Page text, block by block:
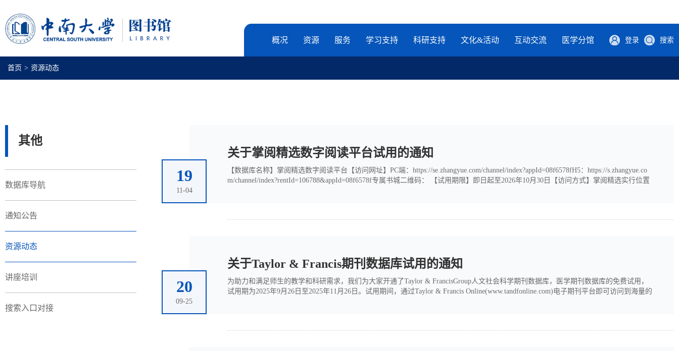
概况 资源 服务 学习支持 科研支持 文化&活动 互动交流 医学分馆 登录 搜索
首页 > 资源动态
其他
数据库导航
通知公告
资源动态
讲座培训
搜索入口对接
19
11-04
关于掌阅精选数字阅读平台试用的通知
【数据库名称】掌阅精选数字阅读平台【访问网址】PC端：https://se.zhangyue.com/channel/index?appId=08f6578fH5：https://s.zhangyue.co
m/channel/index?rentId=106788&appId=08f6578f专属书城二维码： 【试用期限】即日起至2026年10月30日【访问方式】掌阅精选实行位置
20
09-25
关于Taylor & Francis期刊数据库试用的通知
为助力和满足师生的教学和科研需求，我们为大家开通了Taylor & FrancisGroup人文社会科学期刊数据库，医学期刊数据库的免费试用，
试用期为2025年9月26日至2025年11月26日。试用期间，通过Taylor & Francis Online(www.tandfonline.com)电子期刊平台即可访问到海量的